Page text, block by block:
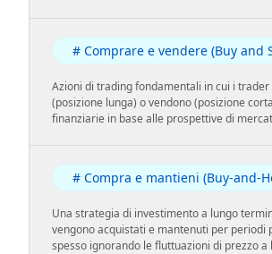
# Comprare e vendere (Buy and
Azioni di trading fondamentali in cui i
(posizione lunga) o vendono (posizione
finanziarie in base alle prospettive di
# Compra e mantieni (Buy-and-
Una strategia di investimento a lungo
vengono acquistati e mantenuti per periodi
spesso ignorando le fluttuazioni di prezzo